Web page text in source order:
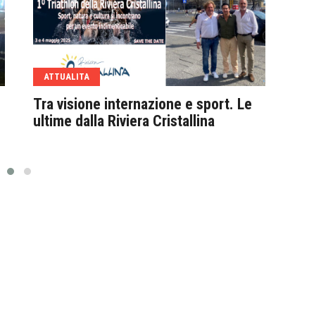
ATTUALITA
Tra visione internazione e sport. Le
ultime dalla Riviera Cristallina